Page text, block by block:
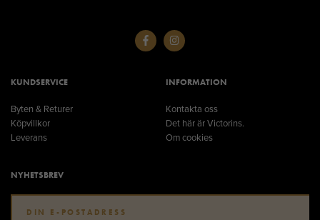
KUNDSERVICE
Byten & Returer
Köpvillkor
Leverans
INFORMATION
Kontakta oss
Det här är Victorins.
Om cookies
NYHETSBREV